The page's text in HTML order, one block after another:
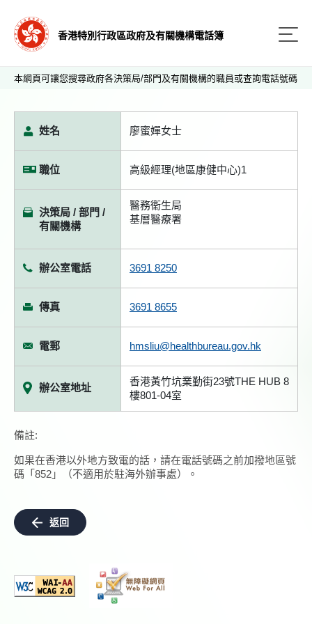
香港特別行政區政府及有關機構電話簿
本網頁可讓您搜尋政府各決策局/部門及有關機構的職員或查詢電話號碼
姓名 廖蜜嬋女士
職位 高級經理(地區康健中心)1
決策局 / 部門 /
有關機構
醫務衞生局
基層醫療署
辦公室電話 3691 8250
傳真 3691 8655
電郵 hmsliu@healthbureau.gov.hk
辦公室地址
香港黃竹坑業勤街23號THE HUB 8
樓801-04室
備註:
如果在香港以外地方致電的話，請在電話號碼之前加撥地區號
碼「852」（不適用於駐海外辦事處）。
返回